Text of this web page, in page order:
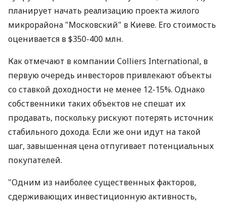
планирует начать реализацию проекта жилого
микрорайона "Московский" в Киеве. Его стоимость
оценивается в $350-400 млн.
Как отмечают в компании Colliers International, в
первую очередь инвесторов привлекают объекты
со ставкой доходности не менее 12-15%. Однако
собственники таких объектов не спешат их
продавать, поскольку рискуют потерять источник
стабильного дохода. Если же они идут на такой
шаг, завышенная цена отпугивает потенциальных
покупателей.
"Одним из наиболее существенных факторов,
сдерживающих инвестиционную активность,